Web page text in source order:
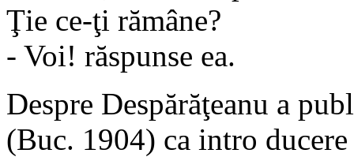
Ţie ce-ţi rămâne?
- Voi! răspunse ea.
Despre Despărăţeanu a
(Buc. 1904) ca intro